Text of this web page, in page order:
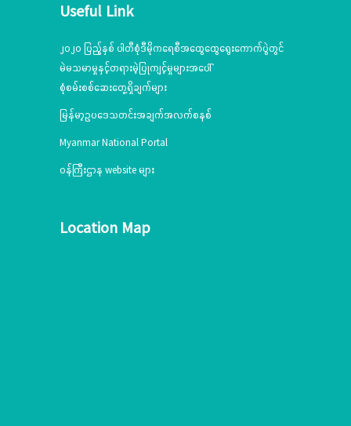
Useful Link
၂၀၂၀ ပြည့်နှစ် ပါတီစုံဒီမိုကရေစီအထွေထွေရွေးကောက်ပွဲတွင်
မဲမသမာမှုနှင့်တရားမဲ့ပြုကျင့်မှုများအပေါ်
စုံစမ်းစစ်ဆေးတွေ့ရှိချက်များ
မြန်မာ့ဥပဒေသတင်းအချက်အလက်စနစ်
Myanmar National Portal
ဝန်ကြီးဌာန website များ
Location Map